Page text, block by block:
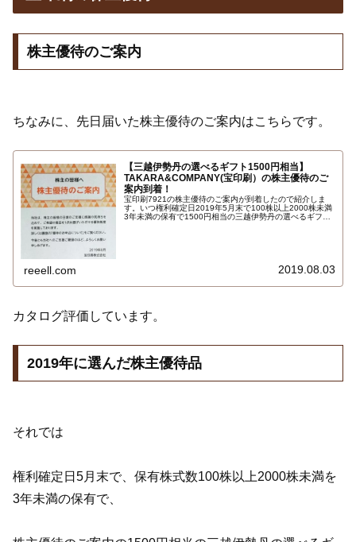
株主優待のご案内
ちなみに、先日届いた株主優待のご案内はこちらです。
【三越伊勢丹の選べるギフト1500円相当】
TAKARA&COMPANY(宝印刷）の株主優待のご
案内到着！
宝印刷7921の株主優待のご案内が到着したので紹介しま
す。いつ権利確定日2019年5月末で100株以上2000株未満
3年未満の保有で1500円相当の三越伊勢丹の選べるギフト
reeell.com 2019.08.03
カタログ評価しています。
2019年に選んだ株主優待品
それでは
権利確定日5月末で、保有株式数100株以上2000株未満を
3年未満の保有で、